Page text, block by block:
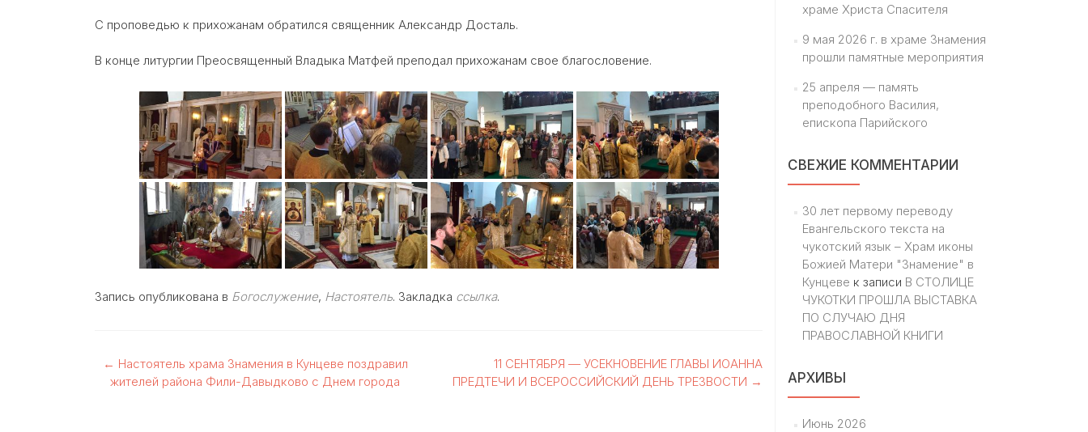
С проповедью к прихожанам обратился священник Александр Досталь.
В конце литургии Преосвященный Владыка Матфей преподал прихожанам свое благословение.
Запись опубликована в Богослужение, Настоятель. Закладка ссылка.
Навигация
← Настоятель храма Знамения в Кунцеве поздравил
жителей района Фили-Давыдково с Днем города
11 СЕНТЯБРЯ — УСЕКНОВЕНИЕ ГЛАВЫ ИОАННА
ПРЕДТЕЧИ И ВСЕРОССИЙСКИЙ ДЕНЬ ТРЕЗВОСТИ →
храме Христа Спасителя
9 мая 2026 г. в храме Знамения
прошли памятные мероприятия
25 апреля — память
преподобного Василия,
епископа Парийского
СВЕЖИЕ КОММЕНТАРИИ
30 лет первому переводу
Евангельского текста на
чукотский язык – Храм иконы
Божией Матери "Знамение" в
Кунцеве к записи В СТОЛИЦЕ
ЧУКОТКИ ПРОШЛА ВЫСТАВКА
ПО СЛУЧАЮ ДНЯ
ПРАВОСЛАВНОЙ КНИГИ
АРХИВЫ
Июнь 2026